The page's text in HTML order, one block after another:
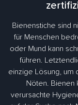
Bienenstiche sind
für Menschen
oder Mund kann
führen.
einzige Lösung, um
Nöten. Bienen
verursachte